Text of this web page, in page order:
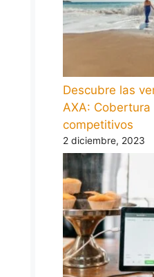
Descubre las
AXA:
competitivos
2 diciembre, 2023